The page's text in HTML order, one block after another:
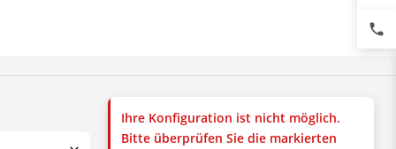
Ihre Konfiguration ist nicht möglich.
Bitte überprüfen Sie die markierten
phone